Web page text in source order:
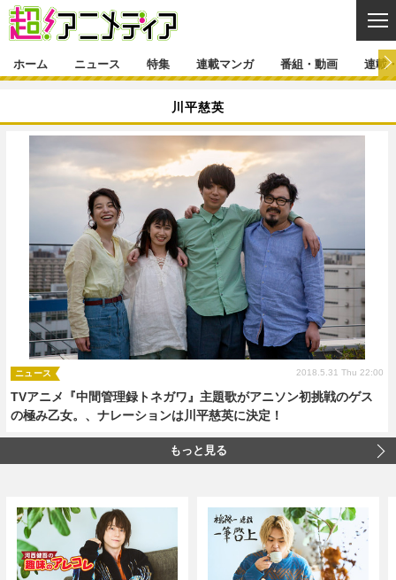
ニュース一覧 アニメ
ゲーム・アプリ マンガ
映画 音楽
グッズ イベント
声優 コスプレ
舞台 新帝スタ
特集
特集一覧 カバー
インタビュー レポート
ラキりす
連載マンガ
連載マンガ一覧 連載一覧
番組・動画一覧 ラジオ
動画
連載・ブログ
連載・ブログ一覧 コラム
編集部ブログ・お知らせ
ホーム ニュース 特集 連載マンガ 番組・動画 連載
川平慈英
TVアニメ『中間管理録トネガワ』主題歌がアニソン初挑戦のゲス
の極み乙女。、ナレーションは川平慈英に決定！
ニュース 2018.5.31 Thu 22:00
もっと見る